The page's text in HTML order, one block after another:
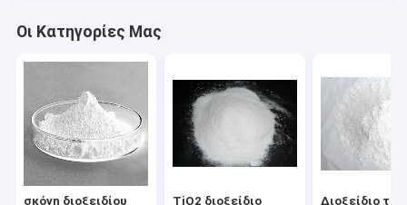
TiO2 διοξείδιο τιτανίου
Διοξείδιο τιτανίου Anatase
Σκόνη θειικού άλατος βάριου
Οι Κατηγορίες Μας
σκόνη διοξειδίου TiO2 διοξείδιο Διοξείδιο